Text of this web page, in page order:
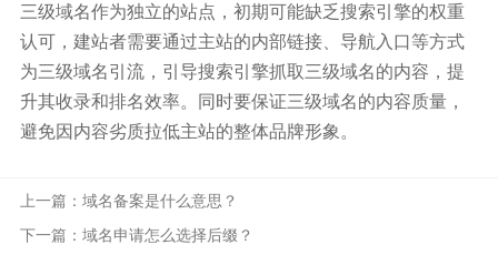
三级域名作为独立的站点，初期可能缺乏搜索引擎的权重
认可，建站者需要通过主站的内部链接、导航入口等方式
为三级域名引流，引导搜索引擎抓取三级域名的内容，提
升其收录和排名效率。同时要保证三级域名的内容质量，
避免因内容劣质拉低主站的整体品牌形象。
上一篇：域名备案是什么意思？
下一篇：域名申请怎么选择后缀？